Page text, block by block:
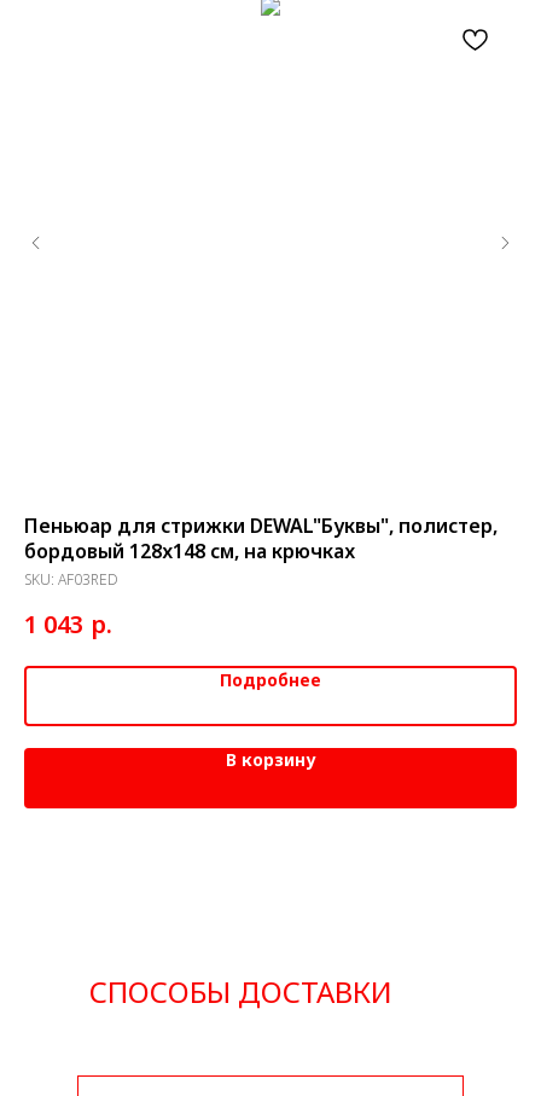
Пеньюар для стрижки DEWAL"Буквы", полистер,
бордовый 128х148 см, на крючках
SKU: AF03RED
1 043 р.
Подробнее
В корзину
СПОСОБЫ ДОСТАВКИ